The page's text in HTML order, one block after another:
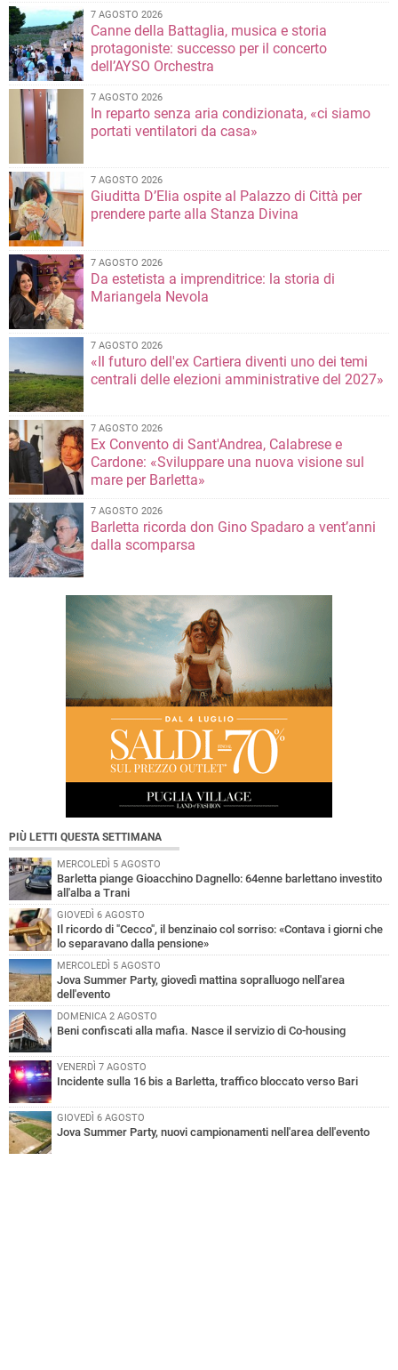
7 AGOSTO 2026
Canne della Battaglia, musica e storia
protagoniste: successo per il concerto
dell’AYSO Orchestra
7 AGOSTO 2026
In reparto senza aria condizionata, «ci siamo
portati ventilatori da casa»
7 AGOSTO 2026
Giuditta D’Elia ospite al Palazzo di Città per
prendere parte alla Stanza Divina
7 AGOSTO 2026
Da estetista a imprenditrice: la storia di
Mariangela Nevola
7 AGOSTO 2026
«Il futuro dell'ex Cartiera diventi uno dei temi
centrali delle elezioni amministrative del 2027»
7 AGOSTO 2026
Ex Convento di Sant'Andrea, Calabrese e
Cardone: «Sviluppare una nuova visione sul
mare per Barletta»
7 AGOSTO 2026
Barletta ricorda don Gino Spadaro a vent’anni
dalla scomparsa
PIÙ LETTI QUESTA SETTIMANA
MERCOLEDÌ 5 AGOSTO
Barletta piange Gioacchino Dagnello: 64enne barlettano investito
all'alba a Trani
GIOVEDÌ 6 AGOSTO
Il ricordo di "Cecco", il benzinaio col sorriso: «Contava i giorni che
lo separavano dalla pensione»
MERCOLEDÌ 5 AGOSTO
Jova Summer Party, giovedì mattina sopralluogo nell'area
dell'evento
DOMENICA 2 AGOSTO
Beni confiscati alla mafia. Nasce il servizio di Co-housing
VENERDÌ 7 AGOSTO
Incidente sulla 16 bis a Barletta, traffico bloccato verso Bari
GIOVEDÌ 6 AGOSTO
Jova Summer Party, nuovi campionamenti nell'area dell'evento